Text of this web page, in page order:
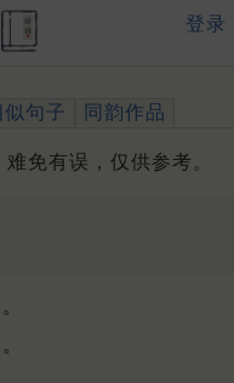
登录
似句子 同韵作品
免有误，仅供参考。
。
。